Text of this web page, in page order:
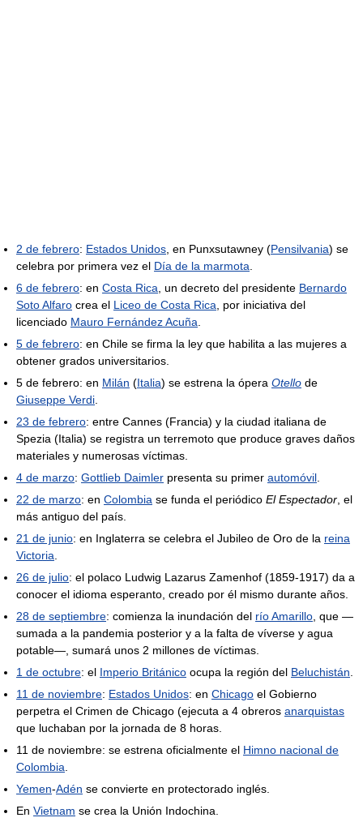
2 de febrero: Estados Unidos , en Punxsutawney (Pensilvania) se
celebra por primera vez el Día de la marmota
6 de febrero: en Costa Rica , un decreto del presidente Bernardo
Soto Alfaro crea el Liceo de Costa Rica , por iniciativa del
licenciado Mauro Fernández Acuña
5 de febrero: en Chile se firma la ley que habilita a las mujeres a
obtener grados universitarios.
5 de febrero: en Milán (Italia) se estrena la ópera Otello de
Giuseppe Verdi
23 de febrero: entre Cannes (Francia) y la ciudad italiana de
Spezia (Italia) se registra un terremoto que produce graves daños
materiales y numerosas víctimas.
4 de marzo: Gottlieb Daimler presenta su primer automóvil
22 de marzo: en Colombia se funda el periódico El Espectador , el
más antiguo del país.
21 de junio: en Inglaterra se celebra el Jubileo de Oro de la reina
Victoria
26 de julio: el polaco Ludwig Lazarus Zamenhof (1859-1917) da a
conocer el idioma esperanto, creado por él mismo durante años.
28 de septiembre: comienza la inundación del río Amarillo , que —
sumada a la pandemia posterior y a la falta de víverse y agua
potable—, sumará unos 2 millones de víctimas.
1 de octubre: el Imperio Británico ocupa la región del Beluchistán
11 de noviembre: Estados Unidos: en Chicago el Gobierno
perpetra el Crimen de Chicago (ejecuta a 4 obreros anarquistas
que luchaban por la jornada de 8 horas.
11 de noviembre: se estrena oficialmente el Himno nacional de
Colombia
Yemen-Adén se convierte en protectorado inglés.
En Vietnam se crea la Unión Indochina.